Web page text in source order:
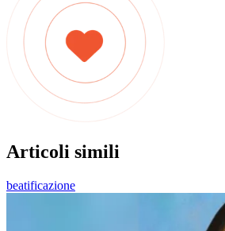
Articoli simili
beatificazione